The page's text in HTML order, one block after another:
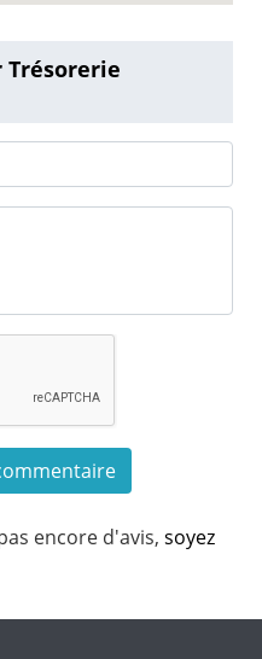
Trésorerie
encore d'avis, soyez